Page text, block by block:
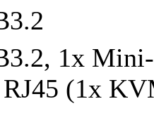
1x Mini-
RJ45 (1x